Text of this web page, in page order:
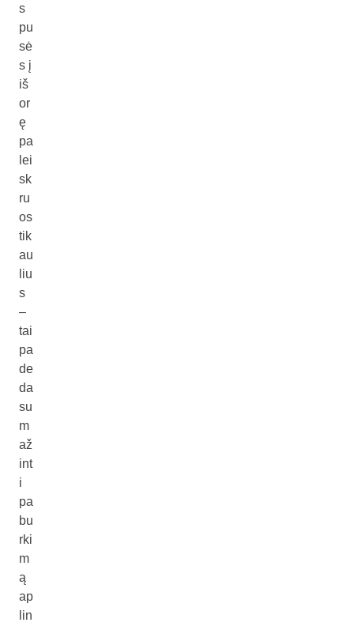
s
pu
sė
s į
iš
or
ę
pa
lei
sk
ru
os
tik
au
liu
s
–
tai
pa
de
da
su
m
až
int
i
pa
bu
rki
m
ą
ap
lin